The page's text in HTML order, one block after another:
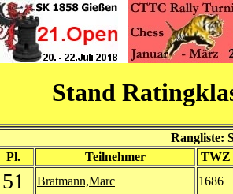
Stand
Rangliste:
Pl.
Teilnehmer TWZ
51 Bratmann,Marc 1686